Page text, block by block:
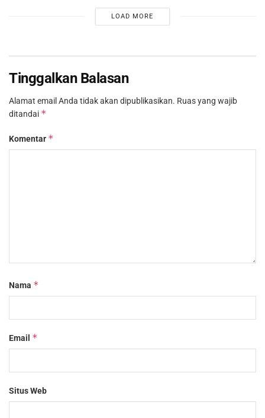
LOAD MORE
Tinggalkan Balasan
Alamat email Anda tidak akan dipublikasikan. Ruas yang wajib
ditandai *
Komentar *
Nama *
Email *
Situs Web